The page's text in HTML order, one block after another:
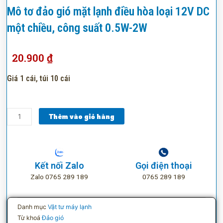
Mô tơ đảo gió mặt lạnh điều hòa loại 12V DC
một chiều, công suất 0.5W-2W
20.900₫
Giá 1 cái, túi 10 cái
tơ
loại
12V
Thêm vào giỏ hàng
Kết nối Zalo
Zalo 0765 289 189
Gọi điện thoại
0765 289 189
Danh mục Vật tư máy lạnh
Từ khoá Đảo gió